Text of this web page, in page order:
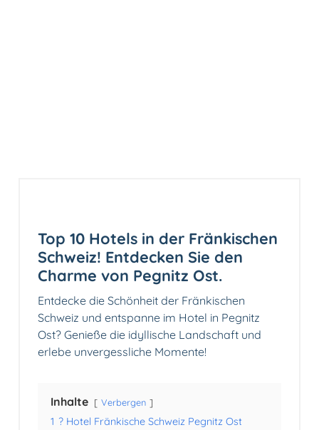
Top 10 Hotels in der Fränkischen
Schweiz! Entdecken Sie den
Charme von Pegnitz Ost.
Entdecke die Schönheit der Fränkischen
Schweiz und entspanne im Hotel in Pegnitz
Ost? Genieße die idyllische Landschaft und
erlebe unvergessliche Momente!
Inhalte Verbergen
1 ? Hotel Fränkische Schweiz Pegnitz Ost